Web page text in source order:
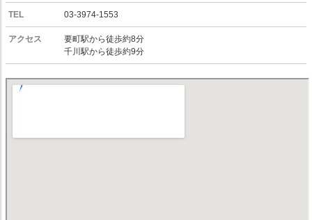
TEL 03-3974-1553
アクセス
要町駅から徒歩約8分
千川駅から徒歩約9分